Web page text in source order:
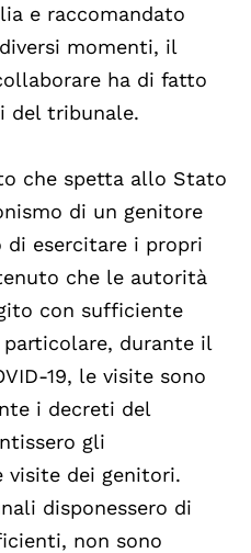
e raccomandato
momenti, il
ha di fatto
del tribunale.
che spetta allo Stato
di un genitore
esercitare i propri
che le autorità
con sufficiente
durante il
19, le visite sono
i decreti del
gli
visite dei genitori.
disponessero di
non sono